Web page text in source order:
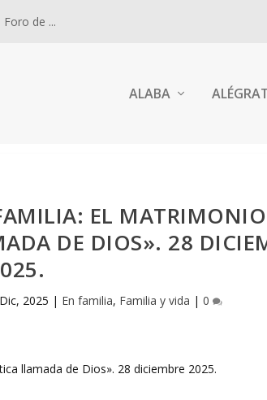
de ...
ALABA
EL
DE DIOS». 28
2025 | En familia, Familia y vida |0